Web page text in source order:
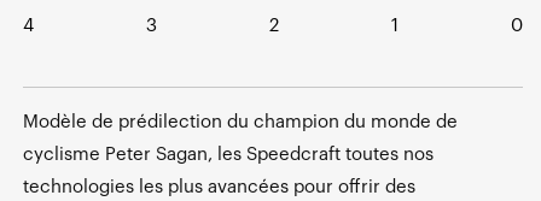
4 3 2 1 0
Modèle de prédilection du champion du monde de
cyclisme Peter Sagan, les Speedcraft toutes nos
technologies les plus avancées pour offrir des